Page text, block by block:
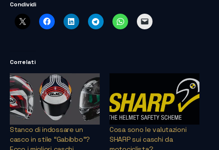
Condividi
Correlati
Stanco di indossare un
casco in stile “Gabibbo”?
Cosa sono le valutazioni
SHARP sui caschi da